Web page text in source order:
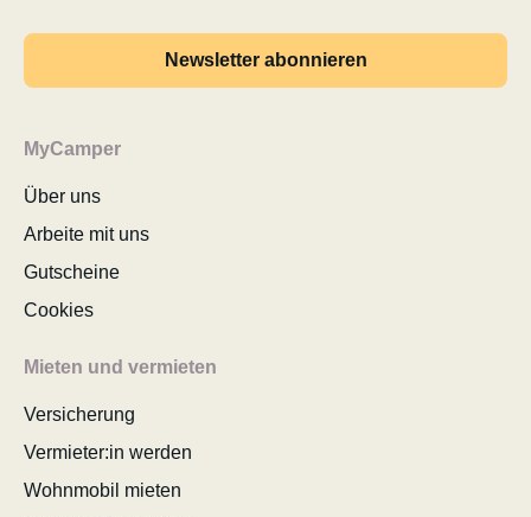
Newsletter abonnieren
MyCamper
Über uns
Arbeite mit uns
Gutscheine
Cookies
Mieten und vermieten
Versicherung
Vermieter:in werden
Wohnmobil mieten